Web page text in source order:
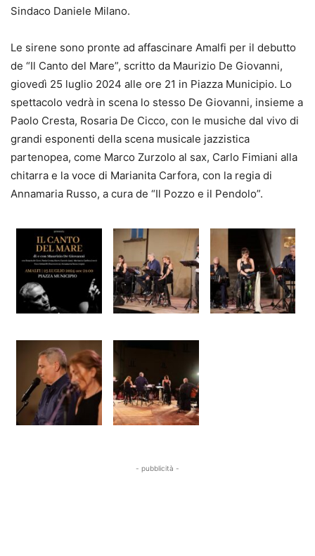
Sindaco Daniele Milano.
Le sirene sono pronte ad affascinare Amalfi per il debutto
de “Il Canto del Mare”, scritto da Maurizio De Giovanni,
giovedì 25 luglio 2024 alle ore 21 in Piazza Municipio. Lo
spettacolo vedrà in scena lo stesso De Giovanni, insieme a
Paolo Cresta, Rosaria De Cicco, con le musiche dal vivo di
grandi esponenti della scena musicale jazzistica
partenopea, come Marco Zurzolo al sax, Carlo Fimiani alla
chitarra e la voce di Marianita Carfora, con la regia di
Annamaria Russo, a cura de “Il Pozzo e il Pendolo”.
- pubblicità -